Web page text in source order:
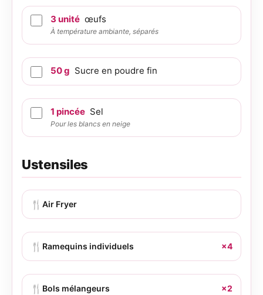
3 unité œufs
À température ambiante, séparés
50g Sucre en poudre fin
1 pincée Sel
Pour les blancs en neige
Ustensiles
🍴 Air Fryer
🍴 Ramequins individuels ×4
🍴 Bols mélangeurs ×2